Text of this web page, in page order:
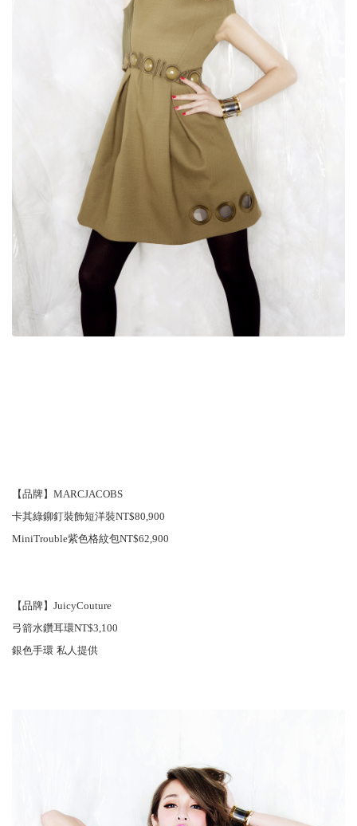
【品牌】 MARCJACOBS
卡其綠鉚釘裝飾短洋裝NT$80,900
MiniTrouble紫色格紋包NT$62,900
【品牌】 JuicyCouture
弓箭水鑽耳環NT$3,100
銀色手環 私人提供